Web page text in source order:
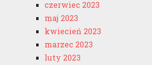
czerwiec 2023
maj 2023
kwiecień 2023
marzec 2023
luty 2023